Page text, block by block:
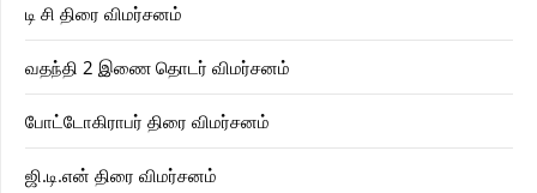
டி சி திரை விமர்சனம்
வதந்தி 2 இணை தொடர் விமர்சனம்
போட்டோகிராபர் திரை விமர்சனம்
ஜி.டி.என் திரை விமர்சனம்